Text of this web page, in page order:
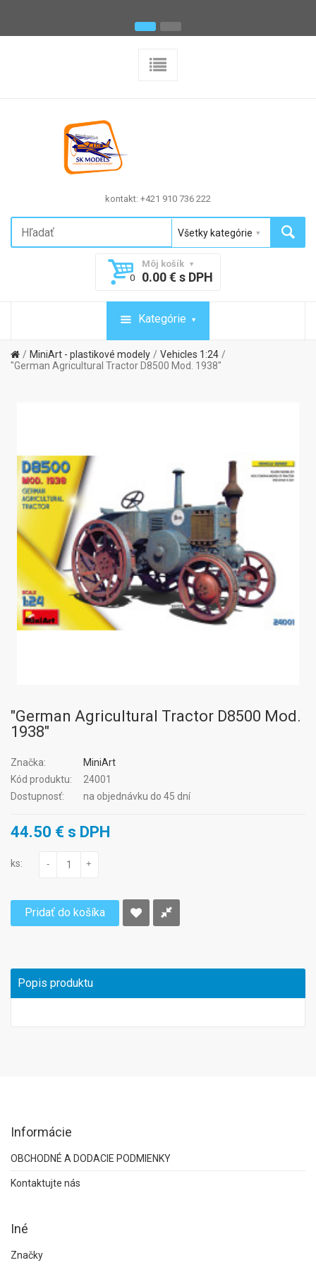
kontakt: +421 910 736 222
Môj košík
0
0.00 € s DPH
Kategórie
MiniArt - plastikové modely
Vehicles 1:24
"German Agricultural Tractor D8500 Mod. 1938"
"German Agricultural Tractor D8500 Mod.
1938"
Značka:
MiniArt
Kód produktu:
24001
Dostupnosť:
na objednávku do 45 dní
44.50 € s DPH
ks: - +
Pridať do košíka
Popis produktu
Informácie
OBCHODNÉ A DODACIE PODMIENKY
Kontaktujte nás
Iné
Značky